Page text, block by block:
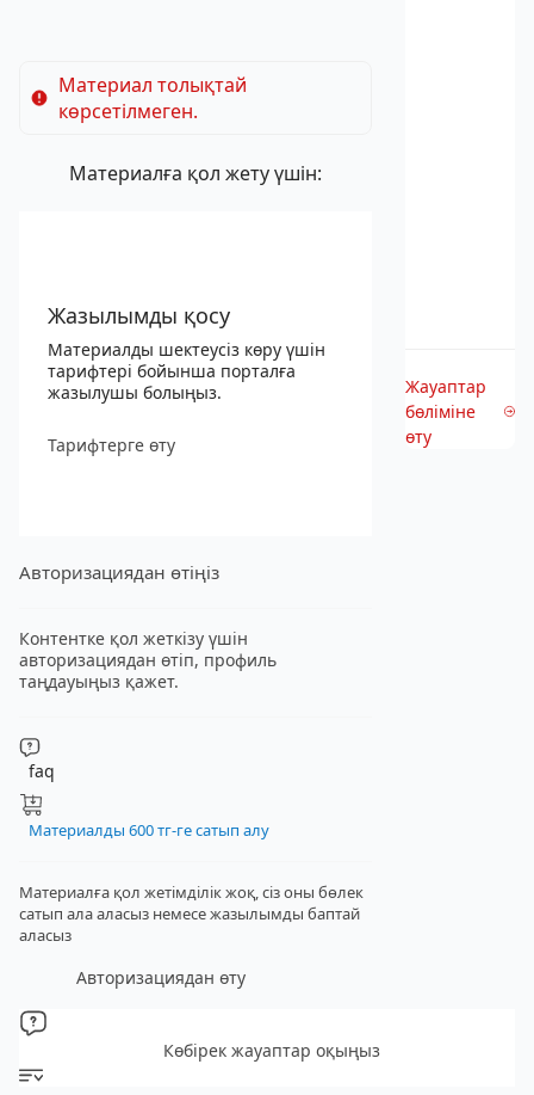
Материал толықтай
көрсетілмеген.
Материалға қол жету үшін:
Жазылымды қосу
Материалды шектеусіз көру үшін
тарифтері бойынша порталға
жазылушы болыңыз.
Тарифтерге өту
Авторизациядан өтіңіз
Контентке қол жеткізу үшін
авторизациядан өтіп, профиль
таңдауыңыз қажет.
faq
Материалды 600 тг-ге сатып алу
Материалға қол жетімділік жоқ, сіз оны бөлек
сатып ала аласыз немесе жазылымды баптай
аласыз
Авторизациядан өту
Жауаптар
бөліміне
өту
Көбірек жауаптар оқыңыз